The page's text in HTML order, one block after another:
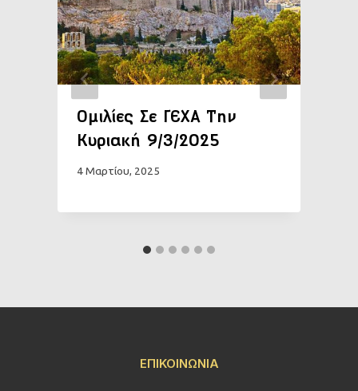
Ομιλίες Σε ΓΕΧΑ Την
Κυριακή 9/3/2025
4 Μαρτίου, 2025
ΕΠΙΚΟΙΝΩΝΊΑ